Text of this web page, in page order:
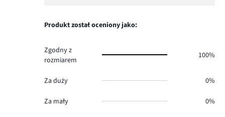
0.
głosów
Produkt został oceniony jako:
Zgodny z
rozmiarem
100%
Za duży 0%
Za mały 0%